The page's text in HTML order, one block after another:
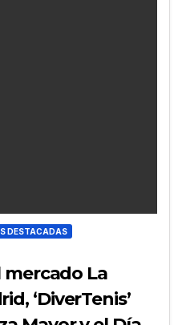
DESTACADAS
mercado La
‘DiverTenis’